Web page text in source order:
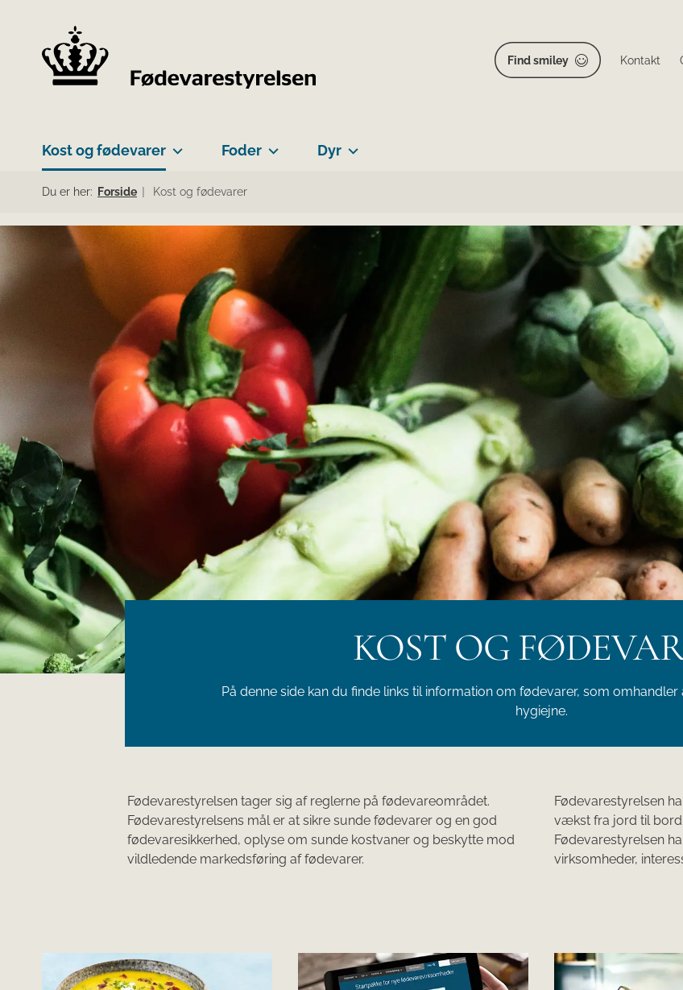
Find smiley Kontakt
Kost og fødevarer Foder Dyr
Du er her: Forside Kost og fødevarer
KOST OG
På denne side kan du finde links til information om fødevarer, som
hygiejne.
Fødevarestyrelsen tager si​g af reglerne på fødevareområdet.
Fødevarestyrelsens mål er at sikre sunde fødevarer og en god
fødevaresikkerhed, oplyse om sunde kostvaner og beskytte mod
vildledende markedsføring af fødevarer.​​​
​Fødevarestyrelsen
vækst fra jord til bord
Fødevarestyrelsen
virksomheder,